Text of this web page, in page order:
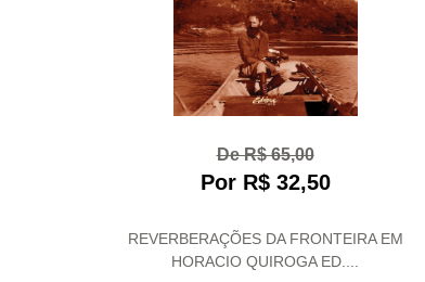
De R$ 65,00
Por R$ 32,50
REVERBERAÇÕES DA FRONTEIRA EM
HORACIO QUIROGA ED....